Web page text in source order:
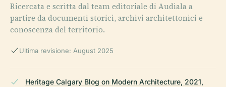
Ricercata e scritta dal team editoriale di Audiala a
partire da documenti storici, archivi architettonici e
conoscenza del territorio.
Ultima revisione: August 2025
Heritage Calgary Blog on Modern Architecture, 2021,